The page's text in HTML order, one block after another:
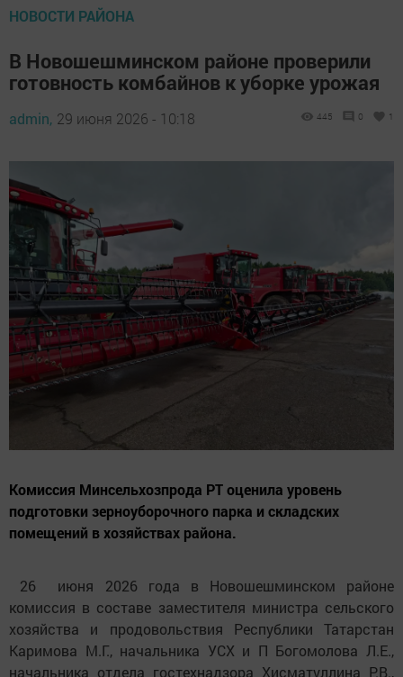
НОВОСТИ РАЙОНА
В Новошешминском районе проверили
готовность комбайнов к уборке урожая
admin, 29 июня 2026 - 10:18 445 0 1
Комиссия Минсельхозпрода РТ оценила уровень
подготовки зерноуборочного парка и складских
помещений в хозяйствах района.
26 июня 2026 года в Новошешминском районе
комиссия в составе заместителя министра сельского
хозяйства и продовольствия Республики Татарстан
Каримова М.Г., начальника УСХ и П Богомолова Л.Е.,
начальника отдела гостехнадзора Хисматуллина Р.В.,